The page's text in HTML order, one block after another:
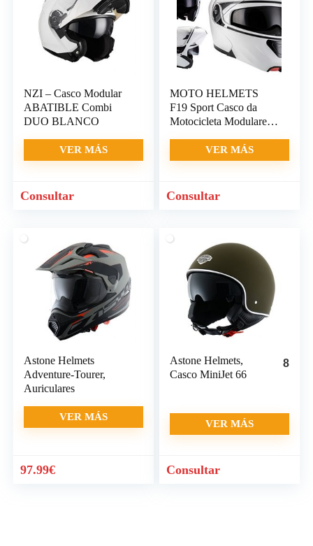
NZI – Casco Modular
ABATIBLE Combi
DUO BLANCO
VER MÁS
Consultar
MOTO HELMETS
F19 Sport Casco da
Motocicleta Modulare
VER MÁS
Consultar
Astone Helmets
Adventure-Tourer,
Auriculares
VER MÁS
97.99€
8
Astone Helmets,
Casco MiniJet 66
VER MÁS
Consultar